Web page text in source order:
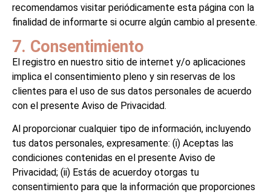
recomendamos visitar periódicamente esta página con la
finalidad de informarte si ocurre algún cambio al presente.
7. Consentimiento
El registro en nuestro sitio de internet y/o aplicaciones
implica el consentimiento pleno y sin reservas de los
clientes para el uso de sus datos personales de acuerdo
con el presente Aviso de Privacidad.
Al proporcionar cualquier tipo de información, incluyendo
tus datos personales, expresamente: (i) Aceptas las
condiciones contenidas en el presente Aviso de
Privacidad; (ii) Estás de acuerdoy otorgas tu
consentimiento para que la información que proporciones